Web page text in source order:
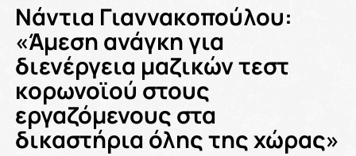
Νάντια Γιαννακοπούλου:
«Άμεση ανάγκη για
διενέργεια μαζικών τεστ
κορωνοϊού στους
εργαζόμενους στα
δικαστήρια όλης της χώρας»